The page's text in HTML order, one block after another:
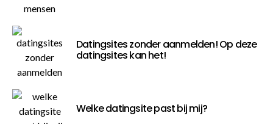
Datingsites zonder aanmelden! Op deze
datingsites kan het!
Welke datingsite past bij mij?